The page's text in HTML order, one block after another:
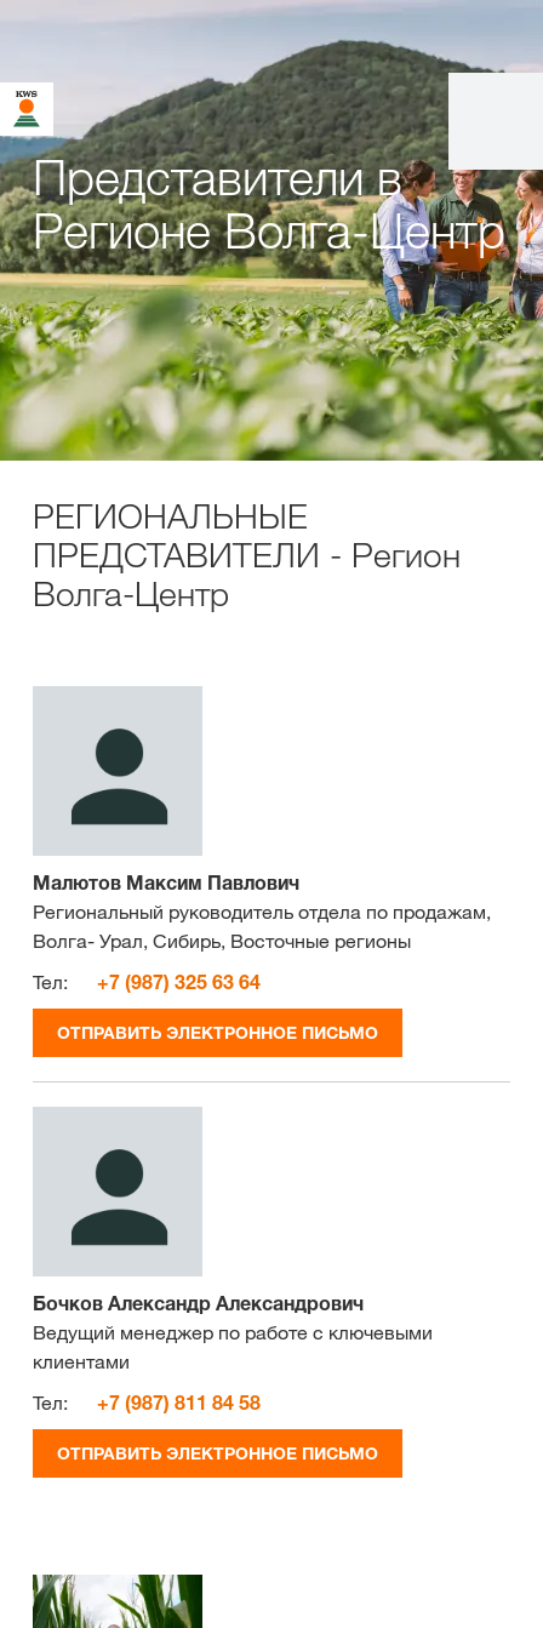
Представители в
Регионе Волга-Центр
РЕГИОНАЛЬНЫЕ
ПРЕДСТАВИТЕЛИ - Регион
Волга-Центр
Малютов Максим Павлович
Региональный руководитель отдела по продажам,
Волга- Урал, Сибирь, Восточные регионы
Тел:
+7 (987) 325 63 64
ОТПРАВИТЬ ЭЛЕКТРОННОЕ ПИСЬМО
Бочков Александр Александрович
Ведущий менеджер по работе с ключевыми
клиентами
Тел:
+7 (987) 811 84 58
ОТПРАВИТЬ ЭЛЕКТРОННОЕ ПИСЬМО